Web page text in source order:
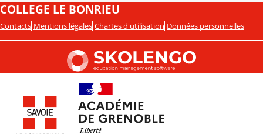
COLLEGE LE BONRIEU
Contacts Mentions légales Chartes d'utilisation Données personnelles